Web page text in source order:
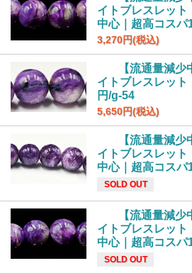
イトブレスレッ
中心｜超高コスパ
3,270円(税込)
【流通量減
イトブレスレッ
円/g-54
5,650円(税込)
【流通量減
イトブレスレッ
中心｜超高コスパ
SOLD OUT
【流通量減
イトブレスレッ
中心｜超高コスパ
SOLD OUT